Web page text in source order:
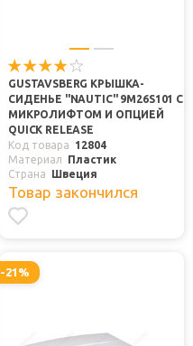
GUSTAVSBERG КРЫШКА-
СИДЕНЬЕ "NAUTIC" 9M26S101 С
МИКРОЛИФТОМ И ОПЦИЕЙ
QUICK RELEASE
Код товара
12804
Материал
Пластик
Страна
Швеция
Товар закончился
-21%